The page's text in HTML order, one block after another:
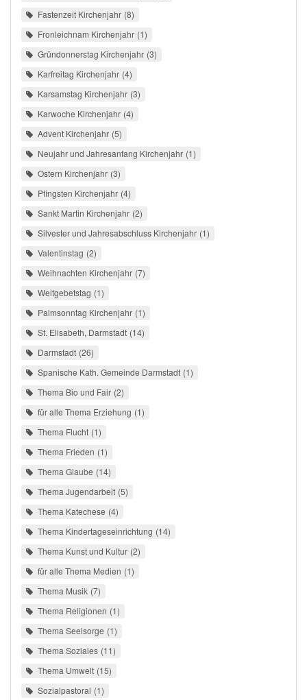
Fastenzeit Kirchenjahr 8
Fronleichnam Kirchenjahr 1
Gründonnerstag Kirchenjahr 3
Karfreitag Kirchenjahr 4
Karsamstag Kirchenjahr 3
Karwoche Kirchenjahr 4
Advent Kirchenjahr 5
Neujahr und Jahresanfang Kirchenjahr 1
Ostern Kirchenjahr 3
Pfingsten Kirchenjahr 4
Sankt Martin Kirchenjahr 2
Silvester und Jahresabschluss Kirchenjahr 1
Valentinstag 2
Weihnachten Kirchenjahr 7
Weltgebetstag 1
Palmsonntag Kirchenjahr 1
St. Elisabeth, Darmstadt 14
Darmstadt 26
Spanische Kath. Gemeinde Darmstadt 1
Thema Bio und Fair 2
für alle Thema Erziehung 1
Thema Flucht 1
Thema Frieden 1
Thema Glaube 14
Thema Jugendarbeit 5
Thema Katechese 4
Thema Kindertageseinrichtung 14
Thema Kunst und Kultur 2
für alle Thema Medien 1
Thema Musik 7
Thema Religionen 1
Thema Seelsorge 1
Thema Soziales 11
Thema Umwelt 15
Sozialpastoral 1